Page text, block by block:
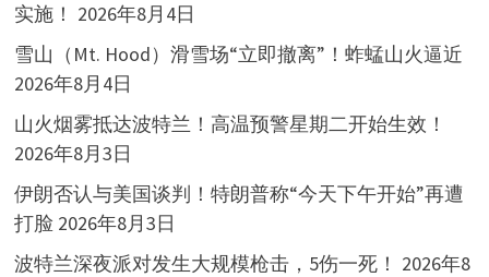
实施！ 2026年8月4日
雪山（Mt. Hood）滑雪场“立即撤离”！蚱蜢山火逼近
2026年8月4日
山火烟雾抵达波特兰！高温预警星期二开始生效！
2026年8月3日
伊朗否认与美国谈判！特朗普称“今天下午开始”再遭
打脸 2026年8月3日
波特兰深夜派对发生大规模枪击，5伤一死！ 2026年8